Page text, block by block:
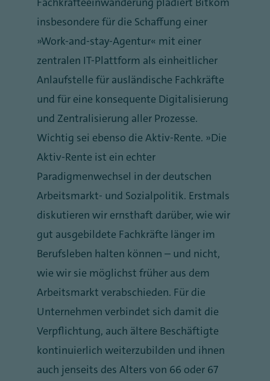
insbesondere für die Schaffung einer
„Work-and-stay-Agentur“ mit einer
zentralen IT-Plattform als einheitlicher
Anlaufstelle für ausländische Fachkräfte
und für eine konsequente Digitalisierung
und Zentralisierung aller Prozesse.
Wichtig sei ebenso die Aktiv-Rente. „Die
Aktiv-Rente ist ein echter
Paradigmenwechsel in der deutschen
Arbeitsmarkt- und Sozialpolitik. Erstmals
diskutieren wir ernsthaft darüber, wie wir
gut ausgebildete Fachkräfte länger im
Berufsleben halten können – und nicht,
wie wir sie möglichst früher aus dem
Arbeitsmarkt verabschieden. Für die
Unternehmen verbindet sich damit die
Verpflichtung, auch ältere Beschäftigte
kontinuierlich weiterzubilden und ihnen
auch jenseits des Alters von 66 oder 67